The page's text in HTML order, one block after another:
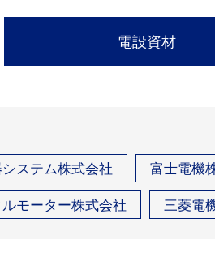
電設資材
ステム株式会社 富士電機
モーター株式会社 三菱電